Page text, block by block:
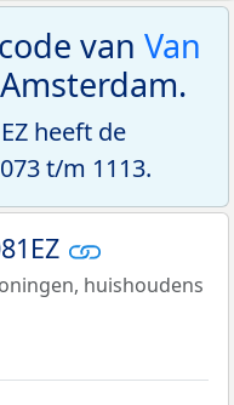
van Van
heeft de
t/m 1113.
huishoudens